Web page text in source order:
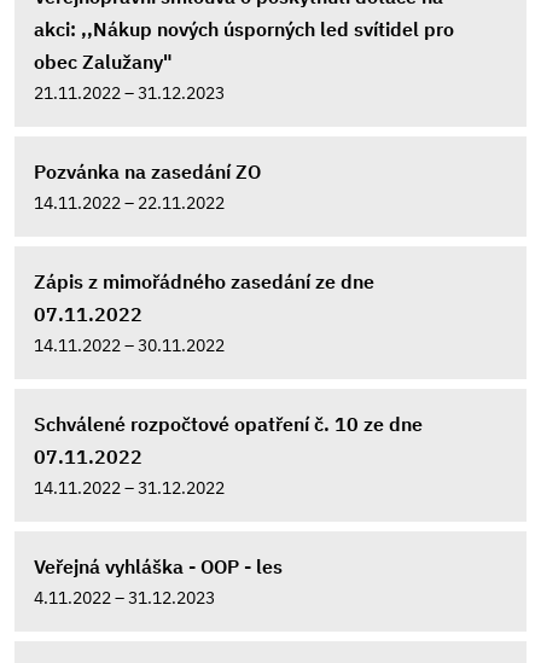
akci: ,,Nákup nových úsporných led svítidel pro
obec Zalužany"
21.11.2022 – 31.12.2023
Pozvánka na zasedání ZO
14.11.2022 – 22.11.2022
Zápis z mimořádného zasedání ze dne
07.11.2022
14.11.2022 – 30.11.2022
Schválené rozpočtové opatření č. 10 ze dne
07.11.2022
14.11.2022 – 31.12.2022
Veřejná vyhláška - OOP - les
4.11.2022 – 31.12.2023